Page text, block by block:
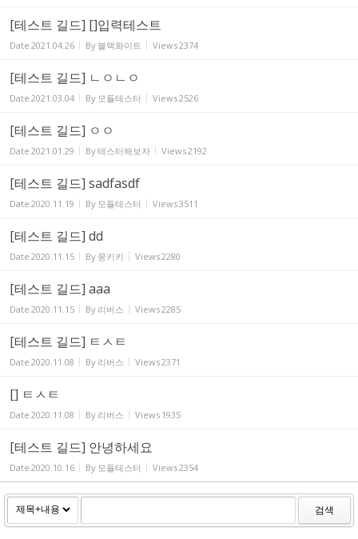
[테스트 길드] []입력테스트
Date 2021.04.26 By 블랙화이트 Views2374
[테스트 길드] ㄴㅇㄴㅇ
Date 2021.03.04 By 모듈테스터 Views2526
[테스트 길드] ㅇㅇ
Date 2021.01.29 By테스터해보자 Views2192
[테스트 길드] sadfasdf
Date 2020.11.19 By 모듈테스터 Views3511
[테스트 길드] dd
Date 2020.11.15 By 뭉키키 Views2280
[테스트 길드] aaa
Date 2020.11.15 By 리버스 Views2285
[테스트 길드] ㅌㅅㅌ
Date 2020.11.08 By 리버스 Views2371
[] ㅌㅅㅌ
Date 2020.11.08 By 리버스 Views 1935
[테스트 길드] 안녕하세요
Date 2020.10.16 By 모듈테스터 Views2354
검색